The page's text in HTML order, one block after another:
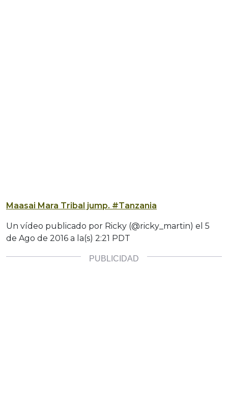
Maasai Mara Tribal jump. #Tanzania
Un vídeo publicado por Ricky (@ricky_martin) el 5
de Ago de 2016 a la(s) 2:21 PDT